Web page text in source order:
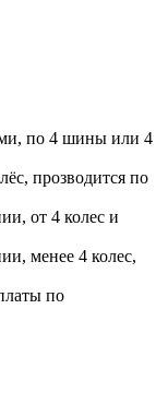
по 4 шины или 4
прозводится по
от 4 колес и
менее 4 колес,
по